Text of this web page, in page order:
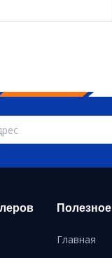
Полезное
Главная